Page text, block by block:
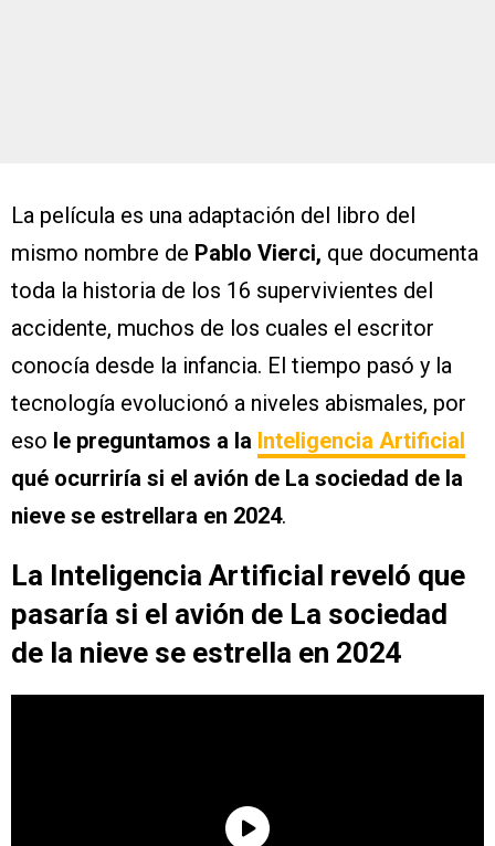
La película es una adaptación del libro del
mismo nombre de Pablo Vierci, que documenta
toda la historia de los 16 supervivientes del
accidente, muchos de los cuales el escritor
conocía desde la infancia. El tiempo pasó y la
tecnología evolucionó a niveles abismales, por
eso le preguntamos a la Inteligencia Artificial
qué ocurriría si el avión de La sociedad de la
nieve se estrellara en 2024.
La Inteligencia Artificial reveló que
pasaría si el avión de La sociedad
de la nieve se estrella en 2024